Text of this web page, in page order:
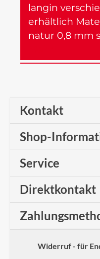
langin
erhältlich
natur 0,8 mm
Kontakt
Shop-
Service
Direktkontakt
Widerruf - für